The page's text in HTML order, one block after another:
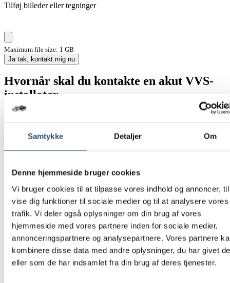
Samtykke Detaljer Om
Denne hjemmeside bruger cookies
Vi bruger cookies til at tilpasse vores indhold og annoncer,
vise dig funktioner til sociale medier og til at analysere vores
trafik. Vi deler også oplysninger om din brug af vores
hjemmeside med vores partnere inden for sociale medier,
annonceringspartnere og analysepartnere. Vores partnere
kombinere disse data med andre oplysninger, du har givet
eller som de har indsamlet fra din brug af deres tjenester.
Tilføj billeder eller tegninger
Maximum file size: 1 GB
Ja tak, kontakt mig nu
Hvornår skal du kontakte en akut VVS-
installatør
hjælp, når situationen kræver det – også uden for normal arbejdstid.
Ring til os, hvis du oplever:
Sprængte vandrør eller alvorlige vandlækager
Stoppede afløb eller toiletter, der ikke skyller ud
Manglende varme eller problemer med
varmtvandsforsyningen
Oversvømmelse eller synlige tegn på vandskader
Mistanke om utætte installationer, dryppende rør eller
fugtproblemer
Kontakt VVS Vedbæk på 40 860 860for hurtig og effektiv hjælp –
både ved akutte hændelser og planlagte opgaver.